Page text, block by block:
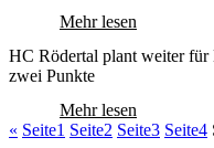
Mehr lesen
HC Rödertal plant weiter
zwei Punkte
Mehr lesen
« Seite1 Seite2 Seite3 Seite4